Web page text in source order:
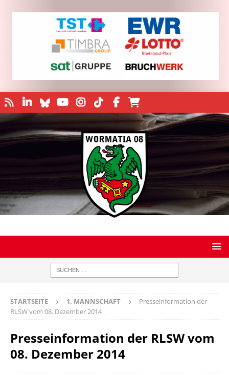
STARTSEITE 1. MANNSCHAFT
Presseinformation der
RLSW vom 08. Dezember 2014
Presseinformation der RLSW vom
08. Dezember 2014